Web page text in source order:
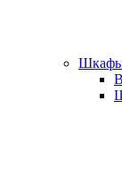
Шкафы